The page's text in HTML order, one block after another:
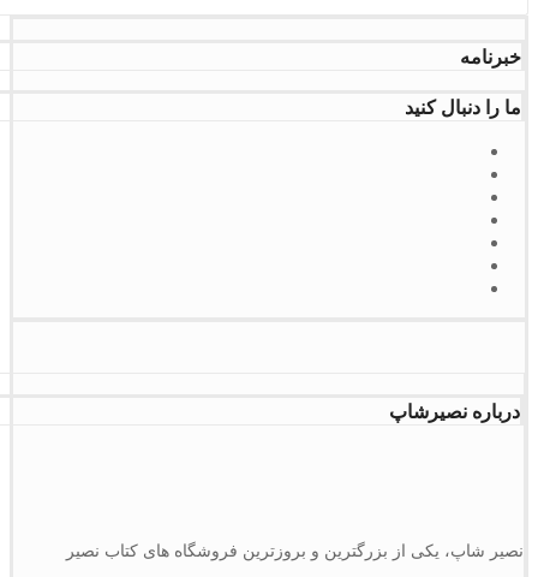
خبرنامه
ما را دنبال کنید
درباره نصیرشاپ
نصیر شاپ، یکی از بزرگترین و بروزترین فروشگاه های کتاب نصیر